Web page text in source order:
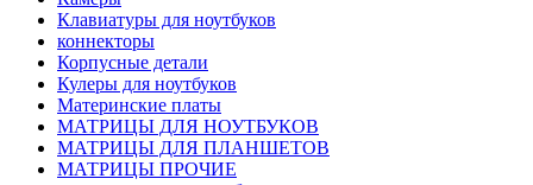
Клавиатуры для ноутбуков
коннекторы
Корпусные детали
Кулеры для ноутбуков
Материнские платы
МАТРИЦЫ ДЛЯ НОУТБУКОВ
МАТРИЦЫ ДЛЯ ПЛАНШЕТОВ
МАТРИЦЫ ПРОЧИЕ